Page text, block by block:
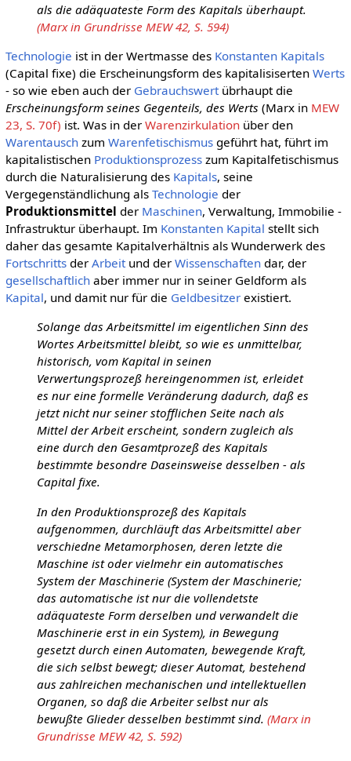
als die adäquateste Form des Kapitals überhaupt.
(Marx in Grundrisse MEW 42, S. 594)
Technologie ist in der Wertmasse des Konstanten Kapitals
(Capital fixe) die Erscheinungsform des kapitalisiserten Werts
- so wie eben auch der Gebrauchswertübrhaupt die
Erscheinungsform seines Gegenteils, des Werts (Marx in MEW
23, S. 70f) ist. Was in der Warenzirkulationüber den
Warentauschzum Warenfetischismusgeführt hat, führt im
kapitalistischen Produktionsprozesszum Kapitalfetischismus
durch die Naturalisierung des Kapitals, seine
Vergegenständlichung als Technologie der
Produktionsmittel der Maschinen, Verwaltung, Immobilie -
Infrastruktur überhaupt. Im Konstanten Kapital stellt sich
daher das gesamte Kapitalverhältnis als Wunderwerk des
Fortschrittsder Arbeitund der Wissenschaftendar, der
gesellschaftlichaber immer nur in seiner Geldform als
Kapital, und damit nur für die Geldbesitzerexistiert.
Solange das Arbeitsmittel im eigentlichen Sinn des
Wortes Arbeitsmittel bleibt, so wie es unmittelbar,
historisch, vom Kapital in seinen
Verwertungsprozeß hereingenommen ist, erleidet
es nur eine formelle Veränderung dadurch, daß es
jetzt nicht nur seiner stofflichen Seite nach als
Mittel der Arbeit erscheint, sondern zugleich als
eine durch den Gesamtprozeß des Kapitals
bestimmte besondre Daseinsweise desselben - als
Capital fixe.
In den Produktionsprozeß des Kapitals
aufgenommen, durchläuft das Arbeitsmittel aber
verschiedne Metamorphosen, deren letzte die
Maschine ist oder vielmehr ein automatisches
System der Maschinerie (System der Maschinerie;
das automatische ist nur die vollendetste
adäquateste Form derselben und verwandelt die
Maschinerie erst in ein System), in Bewegung
gesetzt durch einen Automaten, bewegende Kraft,
die sich selbst bewegt; dieser Automat, bestehend
aus zahlreichen mechanischen und intellektuellen
Organen, so daß die Arbeiter selbst nur als
bewußte Glieder desselben bestimmt sind. (Marx in
Grundrisse MEW 42, S. 592)